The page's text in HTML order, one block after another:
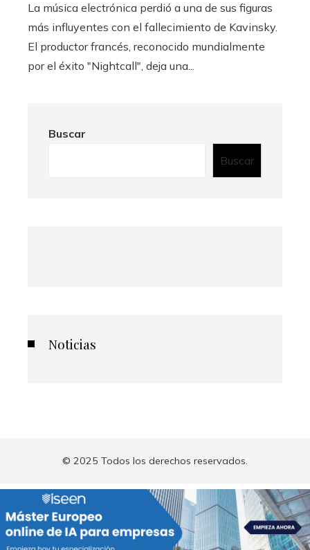
La música electrónica perdió a una de sus figuras
más influyentes con el fallecimiento de Kavinsky.
El productor francés, reconocido mundialmente
por el éxito "Nightcall", deja una...
Buscar
Buscar
Noticias
© 2025 Todos los derechos reservados.